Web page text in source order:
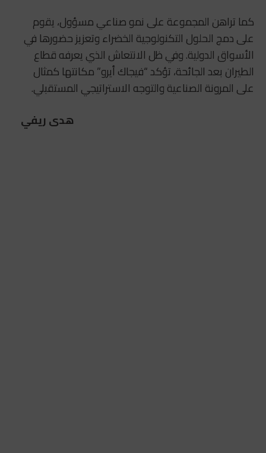
كما تراهن المجموعة على نمو صناعي مسؤول، يقوم
على دمج الحلول التكنولوجية الخضراء وتعزيز حضورها في
الأسواق الدولية. وفي ظل الانتعاش الذي يعرفه قطاع
الطيران بعد الجائحة، تؤكد “فيجاك أيرو” مكانتها كمثال
على المرونة الصناعية والتوجه الاستراتيجي المستقبلي.
هدى ريفي